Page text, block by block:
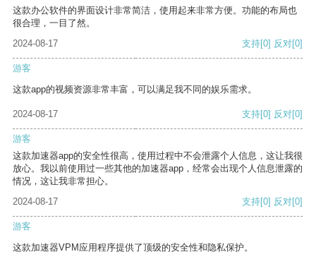
这款办公软件的界面设计非常简洁，使用起来非常方便。功能的布局也
很合理，一目了然。
2024-08-17
支持[0] 反对[0]
游客
这款app的视频资源非常丰富，可以满足我不同的娱乐需求。
2024-08-17 支持[0] 反对[0]
游客
这款加速器app的安全性很高，使用过程中不会泄露个人信息，这让我很
放心。我以前使用过一些其他的加速器app，经常会出现个人信息泄露的
情况，这让我非常担心。
2024-08-17
支持[0] 反对[0]
游客
这款加速器VPM应用程序提供了顶级的安全性和隐私保护。